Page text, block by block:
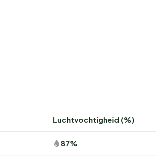
Luchtvochtigheid (%)
87%